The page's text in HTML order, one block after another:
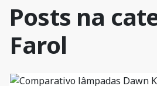
Posts na
Farol